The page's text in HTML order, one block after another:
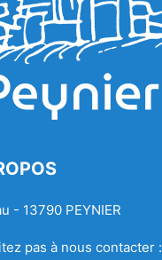
- 13790 PEYNIER
pas à nous contacter :